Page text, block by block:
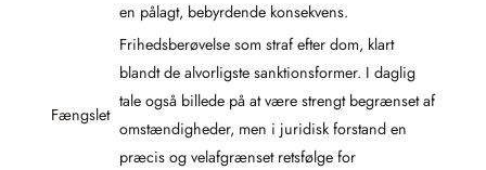
en pålagt, bebyrdende konsekvens.
Fængslet
Frihedsberøvelse som straf efter dom, klart
blandt de alvorligste sanktionsformer. I daglig
tale også billede på at være strengt begrænset af
omstændigheder, men i juridisk forstand en
præcis og velafgrænset retsfølge for